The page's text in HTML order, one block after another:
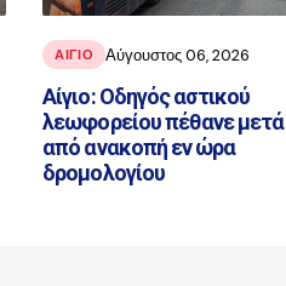
ΑΙΓΙΟ Αύγουστος 06, 2026
Αίγιο: Οδηγός αστικού
λεωφορείου πέθανε μετά
από ανακοπή εν ώρα
δρομολογίου